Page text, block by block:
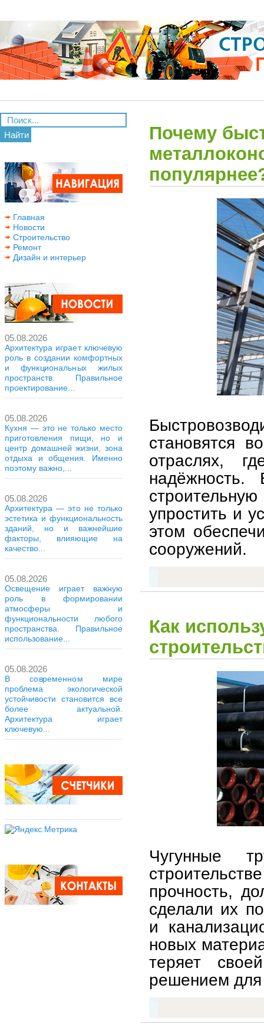
Найти
Главная
Новости
Строительство
Ремонт
Дизайн и интерьер
05.08.2026
Архитектура играет ключевую
роль в создании комфортных
и функциональных жилых
пространств. Правильное
проектирование...
05.08.2026
Кухня — это не только место
приготовления пищи, но и
центр домашней жизни, зона
отдыха и общения. Именно
поэтому важно,...
05.08.2026
Архитектура — это не только
эстетика и функциональность
зданий, но и важнейшие
факторы, влияющие на
качество...
05.08.2026
Освещение играет важную
роль в формировании
атмосферы и
функциональности любого
пространства. Правильное
использование...
05.08.2026
В современном мире
проблема экологической
устойчивости становится все
более актуальной.
Архитектура играет
ключевую...
Почему
становятся
отраслях,
надёжность.
упростить и
этом
сооружений.
Как
Чугунные
прочность,
сделали их
и
новых
теряет
решением для